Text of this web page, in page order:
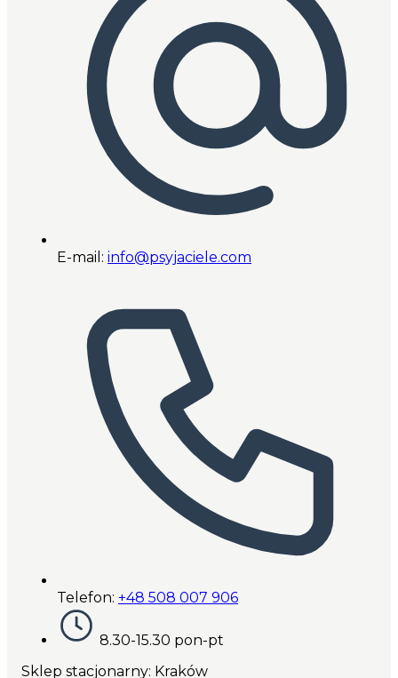
E-mail: info@psyjaciele.com
Telefon: +48 508 007 906
8.30-15.30 pon-pt
Sklep stacjonarny: Kraków